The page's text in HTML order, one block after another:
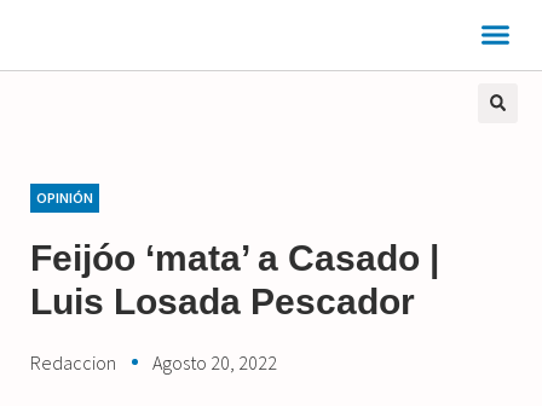
OPINIÓN
Feijóo ‘mata’ a Casado |
Luis Losada Pescador
Redaccion Agosto 20, 2022